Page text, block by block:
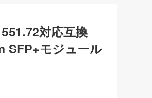
対応互換
SFP+モジュール